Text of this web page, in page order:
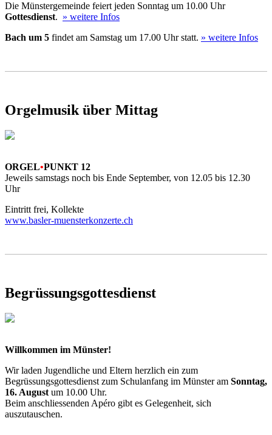
Die Münstergemeinde feiert jeden Sonntag um 10.00 Uhr
Gottesdienst. » weitere Infos
Bach um 5 findet am Samstag um 17.00 Uhr statt. » weitere Infos
Orgelmusik über Mittag
ORGEL•PUNKT 12
Jeweils samstags noch bis Ende September, von 12.05 bis 12.30
Uhr
Eintritt frei, Kollekte
www.basler-muensterkonzerte.ch
Begrüssungsgottesdienst
Willkommen im Münster!
Wir laden Jugendliche und Eltern herzlich ein zum
Begrüssungsgottesdienst zum Schulanfang im Münster am Sonntag,
16. August um 10.00 Uhr.
Beim anschliessenden Apéro gibt es Gelegenheit, sich
auszutauschen.